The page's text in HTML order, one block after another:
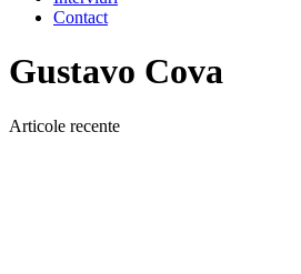
Contact
Gustavo Cova
Articole recente